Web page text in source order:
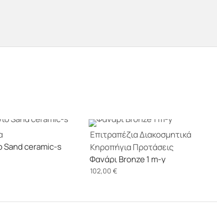
Sand ceramic-s
Επιτραπέζια Διακοσμητικά
ΚηροπήγιαΠροτάσεις
Φανάρι Bronze 1 m-y
102,00€